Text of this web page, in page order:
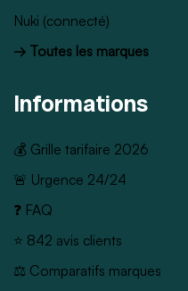
Nuki (connecté)
→ Toutes les marques
Informations
💰 Grille tarifaire 2026
🚨 Urgence 24/24
❓ FAQ
⭐ 842 avis clients
⚖️ Comparatifs marques